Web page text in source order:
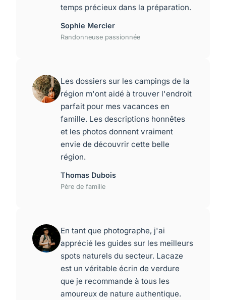
temps précieux dans la préparation.
Sophie Mercier
Randonneuse passionnée
Les dossiers sur les campings de la
région m'ont aidé à trouver l'endroit
parfait pour mes vacances en
famille. Les descriptions honnêtes
et les photos donnent vraiment
envie de découvrir cette belle
région.
Thomas Dubois
Père de famille
En tant que photographe, j'ai
apprécié les guides sur les meilleurs
spots naturels du secteur. Lacaze
est un véritable écrin de verdure
que je recommande à tous les
amoureux de nature authentique.